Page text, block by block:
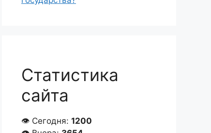
Статистика
сайта
👁 Сегодня: 1200